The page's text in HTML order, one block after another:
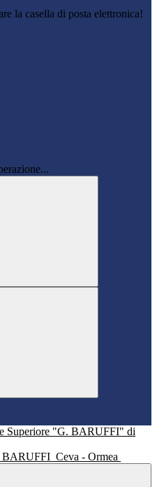
la casella di posta elettronica!
BARUFFI Ceva - Ormea